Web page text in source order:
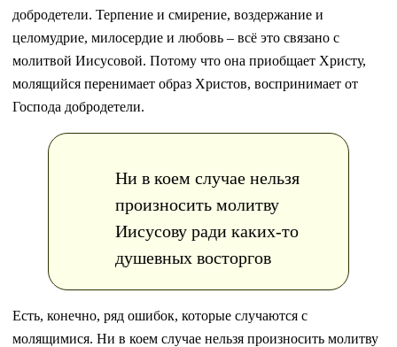
добродетели. Терпение и смирение, воздержание и
целомудрие, милосердие и любовь – всё это связано с
молитвой Иисусовой. Потому что она приобщает Христу,
молящийся перенимает образ Христов, воспринимает от
Господа добродетели.
Ни в коем случае нельзя
произносить молитву
Иисусову ради каких-то
душевных восторгов
Есть, конечно, ряд ошибок, которые случаются с
молящимися. Ни в коем случае нельзя произносить молитву